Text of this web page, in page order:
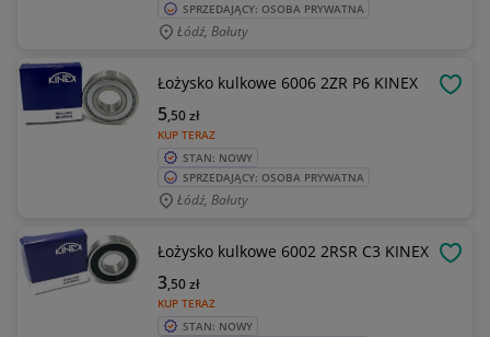
SPRZEDAJĄCY: OSOBA PRYWATNA
Łódź, Bałuty
Łożysko kulkowe 6006 2ZR P6 KINEX
KUP TERAZ
5,50zł
STAN: NOWY
SPRZEDAJĄCY: OSOBA PRYWATNA
Łódź, Bałuty
Łożysko kulkowe 6002 2RSR C3 KINEX
KUP TERAZ
3,50zł
STAN: NOWY